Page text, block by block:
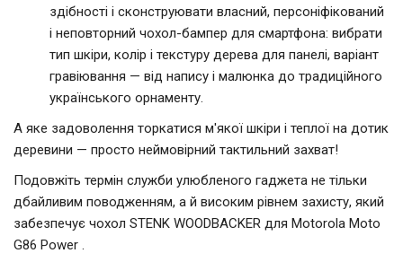
здібності і сконструювати власний, персоніфікований
і неповторний чохол-бампер для смартфона: вибрати
тип шкіри, колір і текстуру дерева для панелі, варіант
гравіювання — від напису і малюнка до традиційного
українського орнаменту.
А яке задоволення торкатися м'якої шкіри і теплої на дотик
деревини — просто неймовірний тактильний захват!
Подовжіть термін служби улюбленого гаджета не тільки
дбайливим поводженням, а й високим рівнем захисту, який
забезпечує чохол STENK WOODBACKER для Motorola Moto
G86 Power .